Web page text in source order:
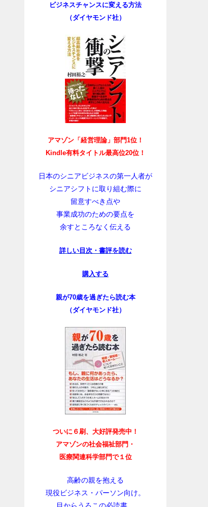
ビジネスチャンスに変える方法
（ダイヤモンド社）
アマゾン「経営理論」部門1位！
Kindle有料タイトル最高位20位！
日本のシニアビジネスの第一人者が
シニアシフトに取り組む際に
留意すべき点や
事業成功のための要点を
余すところなく伝える
詳しい目次・書評を読む
購入する
親が70歳を過ぎたら読む本
（ダイヤモンド社）
ついに６刷、大好評発売中！
アマゾンの社会福祉部門・
医療関連科学部門で１位
高齢の親を抱える
現役ビジネス・パーソン向け。
目からうろこの必読書。